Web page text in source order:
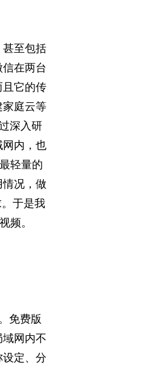
甚至包括
信在两台
且它的传
家庭云等
深入研
网内，也
轻量的
情况，做
于是我
频。
免费版
域网内不
定、分